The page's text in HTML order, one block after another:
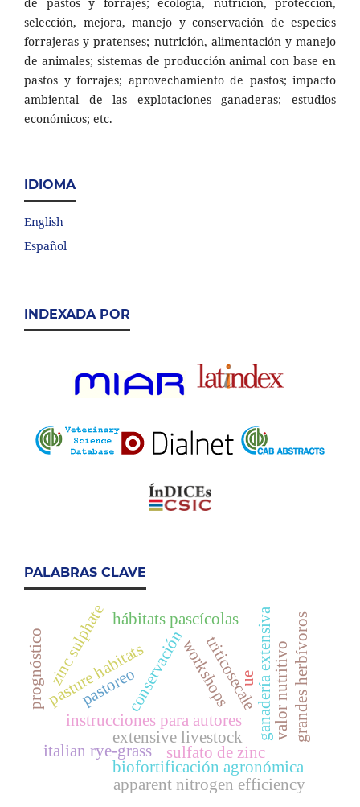
selección, mejora, manejo y conservación de especies
forrajeras y pratenses; nutrición, alimentación y manejo
de animales; sistemas de producción animal con base en
pastos y forrajes; aprovechamiento de pastos; impacto
ambiental de las explotaciones ganaderas; estudios
económicos; etc.
IDIOMA
English
Español
INDEXADA POR
PALABRAS CLAVE
instrucciones para autores
conservación ganadería extensiva
hábitats pascícolas
extensive livestock
pasture habitats workshops
sulfato de zinc
triticosecale
biofortificación agronómica
zinc sulphate
italian rye-grass
apparent nitrogen efficiency
pastoreo ue
prognóstico valor nutritivograndes herbívoros